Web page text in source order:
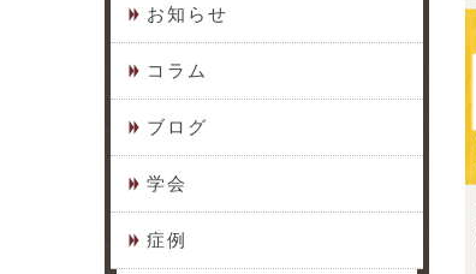
お知らせ
コラム
ブログ
学会
症例